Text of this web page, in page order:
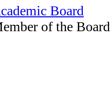
Board
of the Board